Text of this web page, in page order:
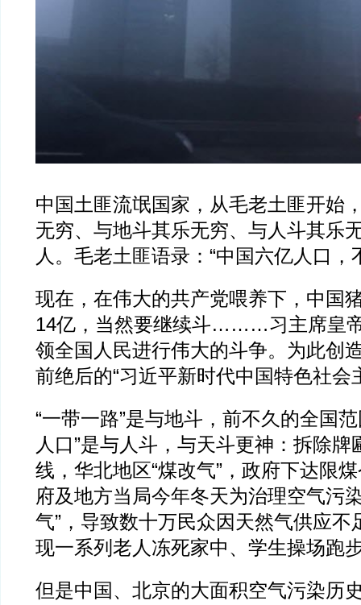
中国土匪流氓国家，从毛老土匪开始
无穷、与地斗其乐无穷、与人斗其乐
人。毛老土匪语录：“中国六亿人口，
现在，在伟大的共产党喂养下，中国
14亿，当然要继续斗………习主席皇
领全国人民进行伟大的斗争。为此创
前绝后的“习近平新时代中国特色社会
“一带一路”是与地斗，前不久的全国
人口”是与人斗，与天斗更神：拆除牌
线，华北地区“煤改气”，政府下达
府及地方当局今年冬天为治理空气污
气”，导致数十万民众因天然气供应不
现一系列老人冻死家中、学生操场跑
但是中国、北京的大面积空气污染历